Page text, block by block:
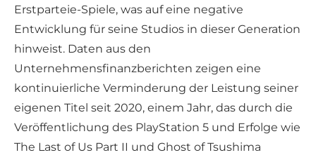
Erstparteie-Spiele, was auf eine negative
Entwicklung für seine Studios in dieser Generation
hinweist. Daten aus den
Unternehmensfinanzberichten zeigen eine
kontinuierliche Verminderung der Leistung seiner
eigenen Titel seit 2020, einem Jahr, das durch die
Veröffentlichung des PlayStation 5 und Erfolge wie
The Last of Us Part II und Ghost of Tsushima